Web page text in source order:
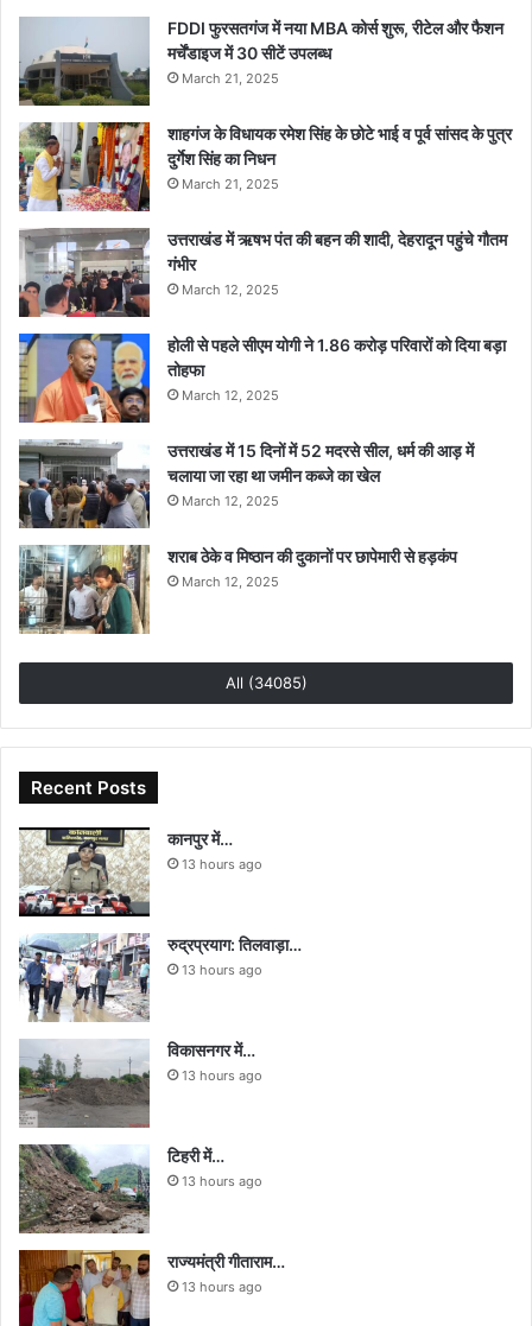
FDDI फुरसतगंज में नया MBA कोर्स शुरू, रीटेल और फैशन
मर्चेंडाइज में 30 सीटें उपलब्ध
March 21, 2025
शाहगंज के विधायक रमेश सिंह के छोटे भाई व पूर्व सांसद के पुत्र
दुर्गेश सिंह का निधन
March 21, 2025
उत्तराखंड में ऋषभ पंत की बहन की शादी, देहरादून पहुंचे गौतम
गंभीर
March 12, 2025
होली से पहले सीएम योगी ने 1.86 करोड़ परिवारों को दिया बड़ा
तोहफा
March 12, 2025
उत्तराखंड में 15 दिनों में 52 मदरसे सील, धर्म की आड़ में
चलाया जा रहा था जमीन कब्जे का खेल
March 12, 2025
शराब ठेके व मिष्ठान की दुकानों पर छापेमारी से हड़कंप
March 12, 2025
All (34085)
Recent Posts
कानपुर में…
13 hours ago
रुद्रप्रयाग: तिलवाड़ा…
13 hours ago
विकासनगर में…
13 hours ago
टिहरी में…
13 hours ago
राज्यमंत्री गीताराम…
13 hours ago